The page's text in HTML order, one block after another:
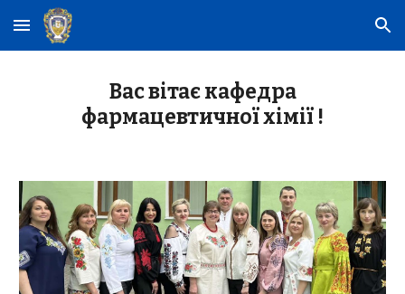
Skip to main content Skip to navigation
Вас вітає кафедра
фармацевтичної хімії !